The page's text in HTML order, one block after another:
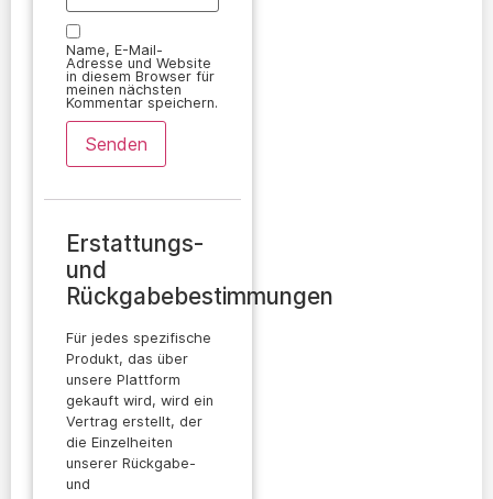
Name, E-Mail-
Adresse und Website
in diesem Browser für
meinen nächsten
Kommentar speichern.
Erstattungs-
und
Rückgabebestimmungen
Für jedes spezifische
Produkt, das über
unsere Plattform
gekauft wird, wird ein
Vertrag erstellt, der
die Einzelheiten
unserer Rückgabe-
und